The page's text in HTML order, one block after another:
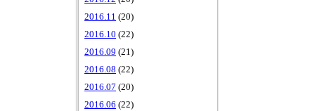
2016.11 (20)
2016.10 (22)
2016.09 (21)
2016.08 (22)
2016.07 (20)
2016.06 (22)